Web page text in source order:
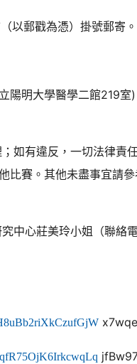
以郵戳為憑）掛號郵寄。
陽明大學醫學二館219室
如有違反，一切法律責
比賽。其他未盡事宜請
中心莊美玲小姐（聯